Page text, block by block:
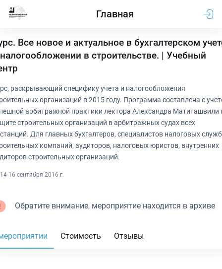
Главная
Все новое и актуальное в бухгалтерском
в строительстве. | Учебный
раскрывающий специфику учета и налогообложения
организаций в 2015 году. Программа составлена с
арбитражной практики лектора Александра Матиташвили
строительных организаций в арбитражных судах всех
Для главных бухгалтеров, специалистов налоговых служб
компаний, аудиторов, налоговых юристов, внутренних
строительных организаций.
14-16 сентября 2016 г.
Обратите внимание, мероприятие находится в архиве
Стоимость Отзывы